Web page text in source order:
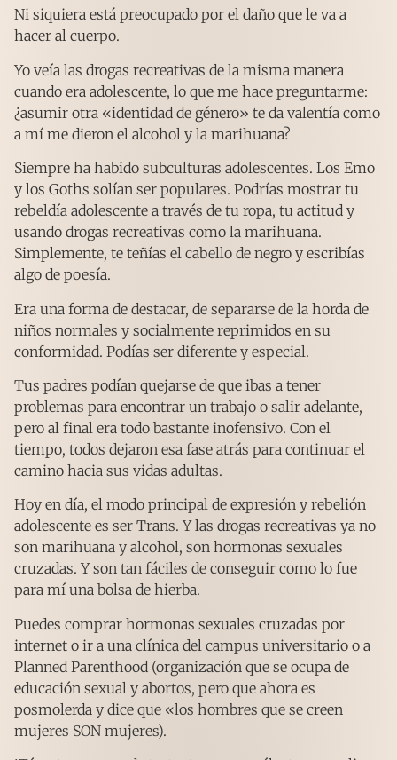
Ni siquiera está preocupado por el daño que le va a
hacer al cuerpo.
Yo veía las drogas recreativas de la misma manera
cuando era adolescente, lo que me hace preguntarme:
¿asumir otra «identidad de género» te da valentía como
a mí me dieron el alcohol y la marihuana?
Siempre ha habido subculturas adolescentes. Los Emo
y los Goths solían ser populares. Podrías mostrar tu
rebeldía adolescente a través de tu ropa, tu actitud y
usando drogas recreativas como la marihuana.
Simplemente, te teñías el cabello de negro y escribías
algo de poesía.
Era una forma de destacar, de separarse de la horda de
niños normales y socialmente reprimidos en su
conformidad. Podías ser diferente y especial.
Tus padres podían quejarse de que ibas a tener
problemas para encontrar un trabajo o salir adelante,
pero al final era todo bastante inofensivo. Con el
tiempo, todos dejaron esa fase atrás para continuar el
camino hacia sus vidas adultas.
Hoy en día, el modo principal de expresión y rebelión
adolescente es ser Trans. Y las drogas recreativas ya no
son marihuana y alcohol, son hormonas sexuales
cruzadas. Y son tan fáciles de conseguir como lo fue
para mí una bolsa de hierba.
Puedes comprar hormonas sexuales cruzadas por
internet o ir a una clínica del campus universitario o a
Planned Parenthood (organización que se ocupa de
educación sexual y abortos, pero que ahora es
posmolerda y dice que «los hombres que se creen
mujeres SON mujeres).